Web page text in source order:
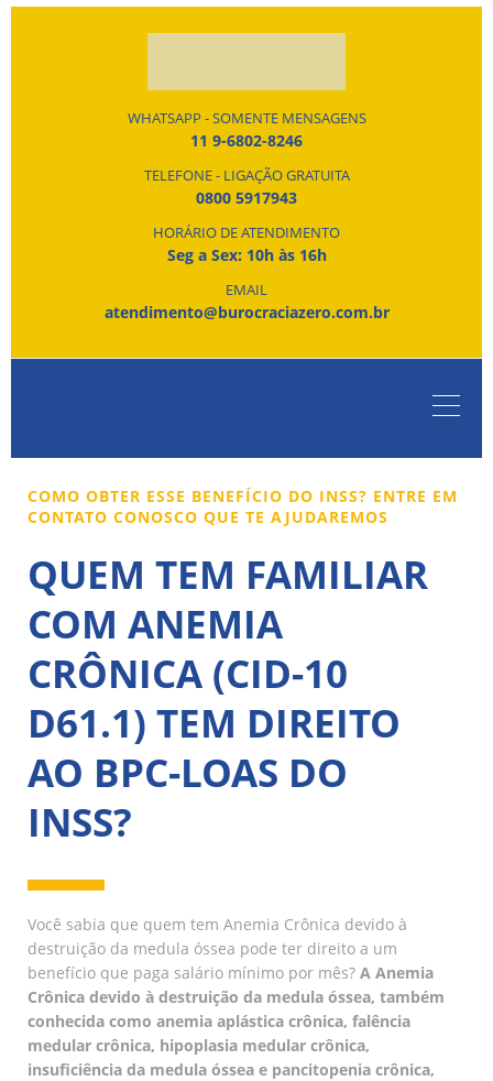
WHATSAPP - SOMENTE MENSAGENS
11 9-6802-8246
TELEFONE - LIGAÇÃO GRATUITA
0800 5917943
HORÁRIO DE ATENDIMENTO
Seg a Sex: 10h às 16h
EMAIL
atendimento@burocraciazero.com.br
COMO OBTER ESSE BENEFÍCIO DO INSS? ENTRE EM
CONTATO CONOSCO QUE TE AJUDAREMOS
QUEM TEM FAMILIAR
COM ANEMIA
CRÔNICA (CID-10
D61.1) TEM DIREITO
AO BPC-LOAS DO
INSS?
Você sabia que quem tem Anemia Crônica devido à
destruição da medula óssea pode ter direito a um
benefício que paga salário mínimo por mês? A Anemia
Crônica devido à destruição da medula óssea, também
conhecida como anemia aplástica crônica, falência
medular crônica, hipoplasia medular crônica,
insuficiência da medula óssea e pancitopenia crônica,